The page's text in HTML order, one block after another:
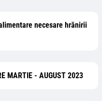
necesare hrănirii
MARTIE - AUGUST 2023